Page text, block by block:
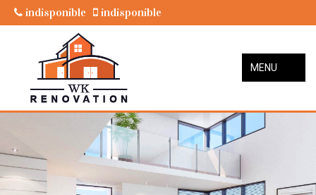
indisponible indisponible
MENU